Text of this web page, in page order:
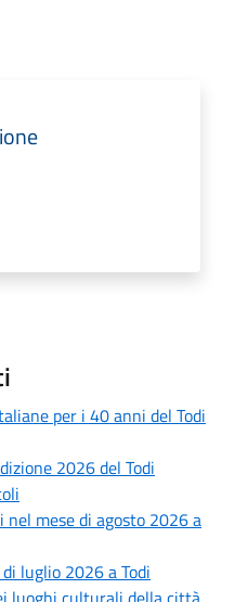
per i 40 anni del Todi
2026 del Todi
mese di agosto 2026 a
luglio 2026 a Todi